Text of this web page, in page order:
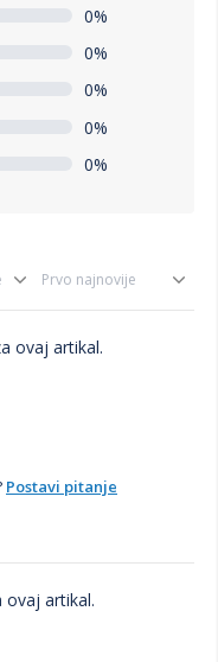
0%
0%
0%
0%
0%
ovaj artikal.
Postavi pitanje
ovaj artikal.